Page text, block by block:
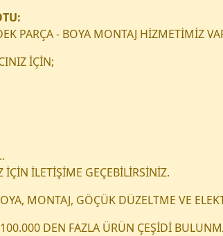
PARÇA - BOYA MONTAJ HİZMETİMİZ
İÇİN;
İÇİN İLETİŞİME GEÇEBİLİRSİNİZ.
MONTAJ, GÖÇÜK DÜZELTME VE
DEN FAZLA ÜRÜN ÇEŞİDİ